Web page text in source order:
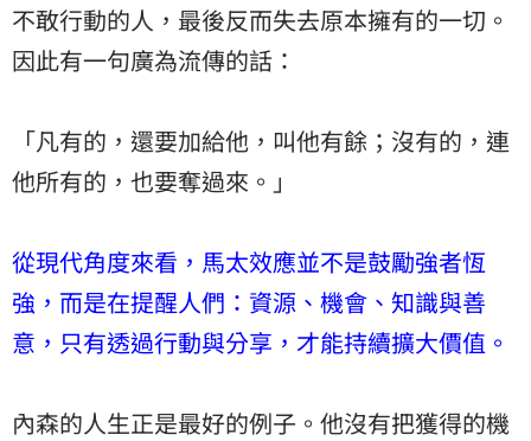
不敢行動的人，最後反而失去原本擁有的一切。
因此有一句廣為流傳的話：
「凡有的，還要加給他，叫他有餘；沒有的，連
他所有的，也要奪過來。」
從現代角度來看，馬太效應並不是鼓勵強者恆
強，而是在提醒人們：資源、機會、知識與善
意，只有透過行動與分享，才能持續擴大價值。
內森的人生正是最好的例子。他沒有把獲得的機